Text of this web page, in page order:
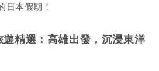
日本假期！
精選：高雄出發，沉浸東洋